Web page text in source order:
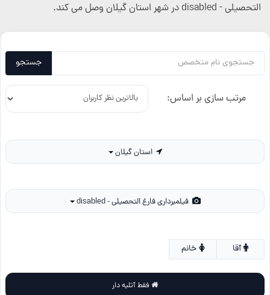
التحصیلی - disabled در شهر استان گیلان وصل می کند.
جستجو
مرتب سازی بر اساس:
استان گیلان
فیلمبرداری فارغ التحصیلی - disabled
خانم